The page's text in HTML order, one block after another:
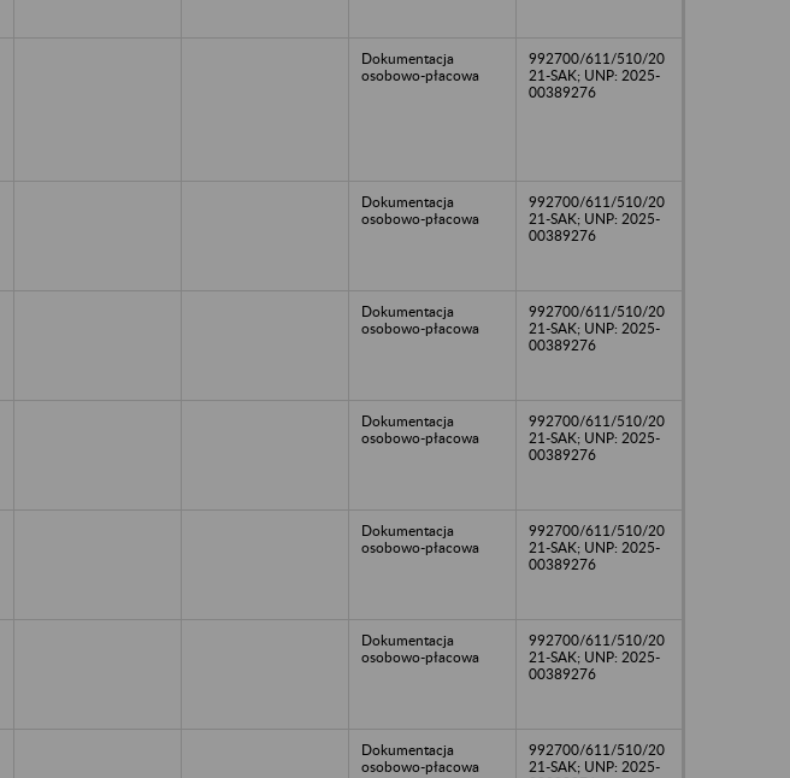
Dokumentacja
osobowo-płacowa
992700/611/510/20
21-SAK; UNP: 2025-
00389276
Dokumentacja
osobowo-płacowa
992700/611/510/20
21-SAK; UNP: 2025-
00389276
Dokumentacja
osobowo-płacowa
992700/611/510/20
21-SAK; UNP: 2025-
00389276
Dokumentacja
osobowo-płacowa
992700/611/510/20
21-SAK; UNP: 2025-
00389276
Dokumentacja
osobowo-płacowa
992700/611/510/20
21-SAK; UNP: 2025-
00389276
Dokumentacja
osobowo-płacowa
992700/611/510/20
21-SAK; UNP: 2025-
00389276
Dokumentacja
osobowo-płacowa
992700/611/510/20
21-SAK; UNP: 2025-